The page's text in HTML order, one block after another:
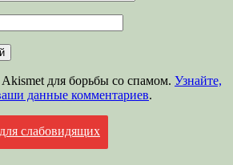
Akismet для борьбы со спамом. Узнайте,
данные комментариев.
слабовидящих